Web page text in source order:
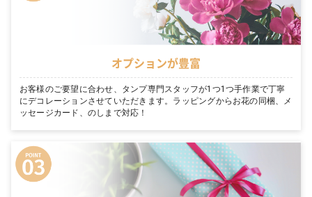
オプションが豊富
お客様のご要望に合わせ、タンプ専門スタッフが1つ1つ手作業で丁寧
にデコレーションさせていただきます。ラッピングからお花の同梱、メ
ッセージカード、のしまで対応！